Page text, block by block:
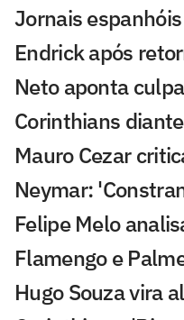
Jornais
Endrick após
Neto aponta
Corinthians
Mauro Cezar
Neymar:
Felipe Melo
Flamengo e
Hugo Souza vira